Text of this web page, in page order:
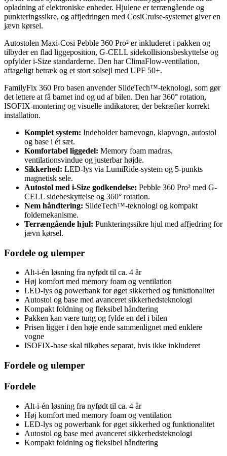
opladning af elektroniske enheder. Hjulene er terrængående og
punkteringssikre, og affjedringen med CosiCruise-systemet giver en
jævn kørsel.
Autostolen Maxi-Cosi Pebble 360 Pro² er inkluderet i pakken og
tilbyder en flad liggeposition, G-CELL sidekollisionsbeskyttelse og
opfylder i-Size standarderne. Den har ClimaFlow-ventilation,
aftageligt betræk og et stort solsejl med UPF 50+.
FamilyFix 360 Pro basen anvender SlideTech™-teknologi, som gør
det lettere at få barnet ind og ud af bilen. Den har 360° rotation,
ISOFIX-montering og visuelle indikatorer, der bekræfter korrekt
installation.
Komplet system: Indeholder barnevogn, klapvogn, autostol
og base i ét sæt.
Komfortabel liggedel: Memory foam madras,
ventilationsvindue og justerbar højde.
Sikkerhed: LED-lys via LumiRide-system og 5-punkts
magnetisk sele.
Autostol med i-Size godkendelse: Pebble 360 Pro² med G-
CELL sidebeskyttelse og 360° rotation.
Nem håndtering: SlideTech™-teknologi og kompakt
foldemekanisme.
Terrængående hjul: Punkteringssikre hjul med affjedring for
jævn kørsel.
Fordele og ulemper
Alt-i-én løsning fra nyfødt til ca. 4 år
Høj komfort med memory foam og ventilation
LED-lys og powerbank for øget sikkerhed og funktionalitet
Autostol og base med avanceret sikkerhedsteknologi
Kompakt foldning og fleksibel håndtering
Pakken kan være tung og fylde en del i bilen
Prisen ligger i den høje ende sammenlignet med enklere
vogne
ISOFIX-base skal tilkøbes separat, hvis ikke inkluderet
Fordele og ulemper
Fordele
Alt-i-én løsning fra nyfødt til ca. 4 år
Høj komfort med memory foam og ventilation
LED-lys og powerbank for øget sikkerhed og funktionalitet
Autostol og base med avanceret sikkerhedsteknologi
Kompakt foldning og fleksibel håndtering